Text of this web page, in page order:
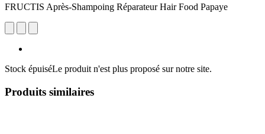
FRUCTIS Après-Shampoing Réparateur Hair Food Papaye
Stock épuiséLe produit n'est plus proposé sur notre site.
Produits similaires